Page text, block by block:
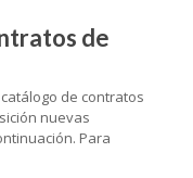
de
de contratos
nuevas
Para